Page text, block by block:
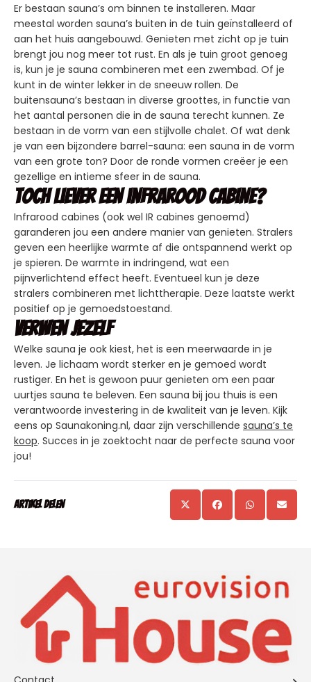
Er bestaan sauna’s om binnen te installeren. Maar
meestal worden sauna’s buiten in de tuin geïnstalleerd of
aan het huis aangebouwd. Genieten met zicht op je tuin
brengt jou nog meer tot rust. En als je tuin groot genoeg
is, kun je je sauna combineren met een zwembad. Of je
kunt in de winter lekker in de sneeuw rollen. De
buitensauna’s bestaan in diverse groottes, in functie van
het aantal personen die in de sauna terecht kunnen. Ze
bestaan in de vorm van een stijlvolle chalet. Of wat denk
je van een bijzondere barrel-sauna: een sauna in de vorm
van een grote ton? Door de ronde vormen creëer je een
gezellige en intieme sfeer in de sauna.
Toch liever een infrarood cabine?
Infrarood cabines (ook wel IR cabines genoemd)
garanderen jou een andere manier van genieten. Stralers
geven een heerlijke warmte af die ontspannend werkt op
je spieren. De warmte in indringend, wat een
pijnverlichtend effect heeft. Eventueel kun je deze
stralers combineren met lichttherapie. Deze laatste werkt
positief op je gemoedstoestand.
Verwen jezelf
Welke sauna je ook kiest, het is een meerwaarde in je
leven. Je lichaam wordt sterker en je gemoed wordt
rustiger. En het is gewoon puur genieten om een paar
uurtjes sauna te beleven. Een sauna bij jou thuis is een
verantwoorde investering in de kwaliteit van je leven. Kijk
eens op Saunakoning.nl, daar zijn verschillende sauna’s te
koop. Succes in je zoektocht naar de perfecte sauna voor
jou!
Artikel delen